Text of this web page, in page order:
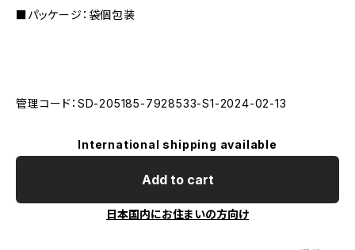
■パッケージ：袋個包装
管理コード：SD-205185-7928533-S1-2024-02-13
International shipping available
Add to cart
日本国内にお住まいの方向け